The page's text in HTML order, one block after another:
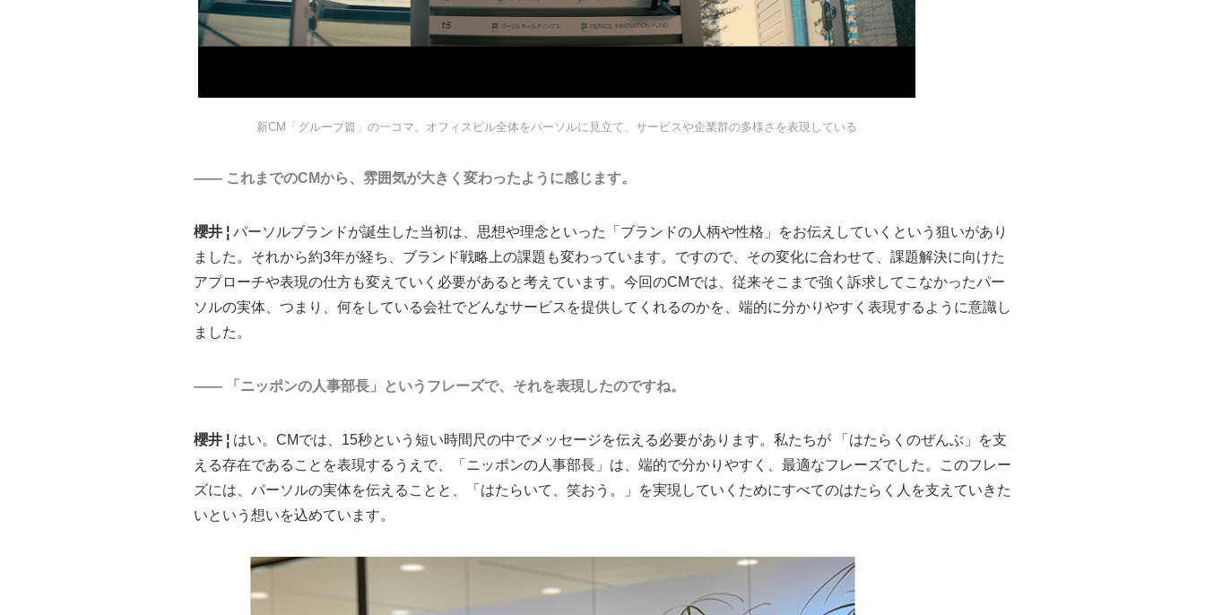
新CM「グループ篇」の一コマ。オフィスビル全体をパーソルに見立て、サービスや企業群の多様さを表現している
―― これまでのCMから、雰囲気が大きく変わったように感じます。
櫻井 ¦ パーソルブランドが誕生した当初は、思想や理念といった「ブランドの人柄や性格」をお伝えしていくという狙いがあり
ました。それから約3年が経ち、ブランド戦略上の課題も変わっています。ですので、その変化に合わせて、課題解決に向けた
アプローチや表現の仕方も変えていく必要があると考えています。今回のCMでは、従来そこまで強く訴求してこなかったパー
ソルの実体、つまり、何をしている会社でどんなサービスを提供してくれるのかを、端的に分かりやすく表現するように意識し
ました。
―― 「ニッポンの人事部長」というフレーズで、それを表現したのですね。
櫻井 ¦ はい。CMでは、15秒という短い時間尺の中でメッセージを伝える必要があります。私たちが 「はたらくのぜんぶ」を支
える存在であることを表現するうえで、「ニッポンの人事部長」は、端的で分かりやすく、最適なフレーズでした。このフレー
ズには、パーソルの実体を伝えることと、「はたらいて、笑おう。」を実現していくためにすべてのはたらく人を支えていきた
いという想いを込めています。